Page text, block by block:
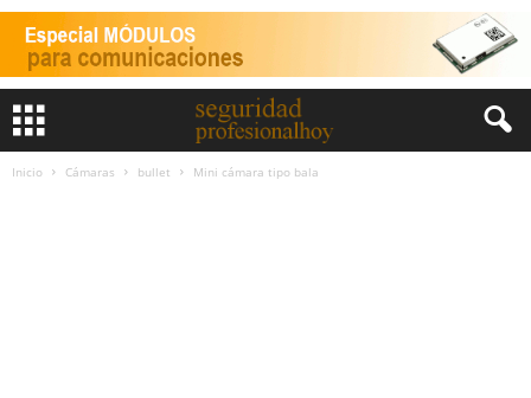
Inicio Cámaras bullet Mini cámara tipo bala